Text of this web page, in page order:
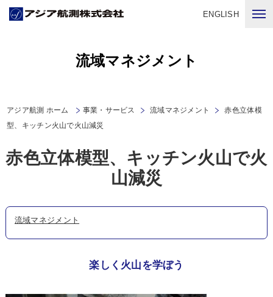
ENGLISH
流域マネジメント
アジア航測 ホーム 事業・サービス 流域マネジメント
赤色立体模
型、キッチン火山で火山減災
赤色立体模型、キッチン火山で火
山減災
流域マネジメント
楽しく火山を学ぼう